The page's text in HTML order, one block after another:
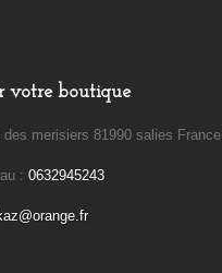
votre boutique
des merisiers 81990 salies France
: 0632945243